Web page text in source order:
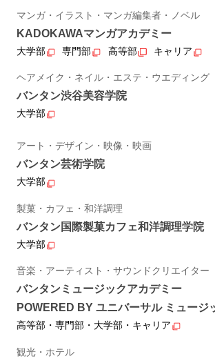
マンガ・イラスト・マンガ編集者・ノベル
KADOKAWAマンガアカデミー
大学部 専門部 高等部 キャリア
ヘアメイク・ネイル・エステ・ウエディング
バンタン渋谷美容学院
大学部
アート・デザイン・映像・映画
バンタン芸術学院
大学部
製菓・カフェ・和洋調理
バンタン国際製菓カフェ和洋調理学院
大学部
音楽・アーティスト・サウンドクリエイター
バンタンミュージックアカデミー
POWERED BY ユニバーサル ミュージ
高等部・専門部・大学部・キャリア
観光・ホテル